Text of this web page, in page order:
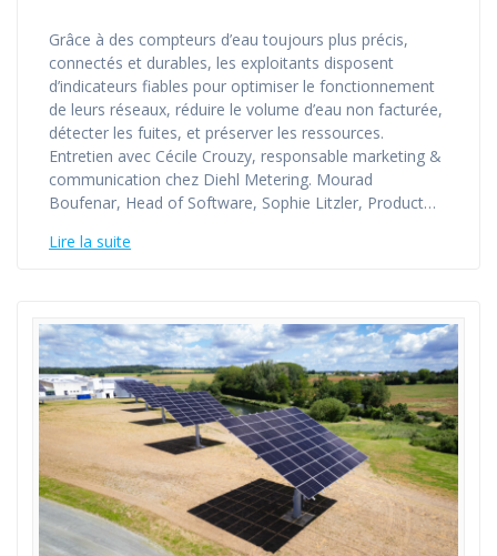
Grâce à des compteurs d’eau toujours plus précis,
connectés et durables, les exploitants disposent
d’indicateurs fiables pour optimiser le fonctionnement
de leurs réseaux, réduire le volume d’eau non facturée,
détecter les fuites, et préserver les ressources.
Entretien avec Cécile Crouzy, responsable marketing &
communication chez Diehl Metering. Mourad
Boufenar, Head of Software, Sophie Litzler, Product…
Lire la suite